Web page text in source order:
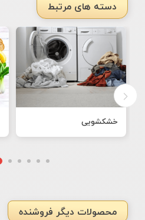
دسته های مرتبط
خشکشویی
محصولات دیگر فروشنده